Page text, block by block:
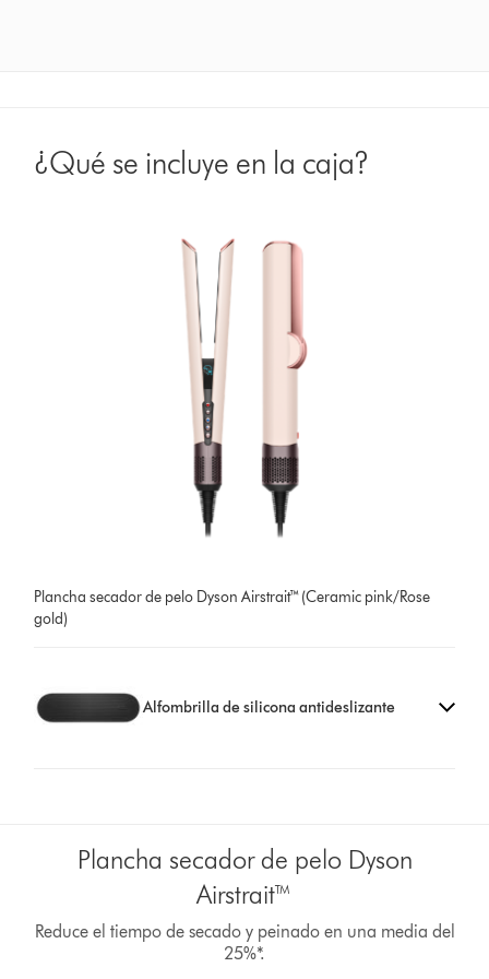
¿Qué se incluye en la caja?
Plancha secador de pelo Dyson Airstrait™ (Ceramic pink/Rose
gold)
Alfombrilla de silicona antideslizante
Plancha secador de pelo Dyson
Airstrait™
Reduce el tiempo de secado y peinado en una media del
25%*.